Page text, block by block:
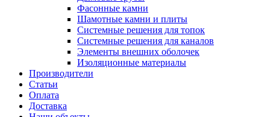
Фасонные камни
Шамотные камни и плиты
Системные решения для топок
Системные решения для каналов
Элементы внешних оболочек
Изоляционные материалы
Производители
Статьи
Оплата
Доставка